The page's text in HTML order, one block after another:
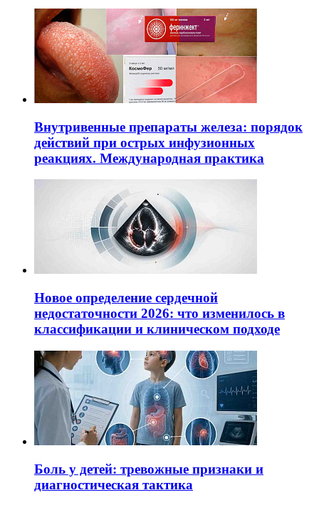
Внутривенные препараты железа: порядок
действий при острых инфузионных
реакциях. Международная практика
Новое определение сердечной
недостаточности 2026: что изменилось в
классификации и клиническом подходе
Боль у детей: тревожные признаки и
диагностическая тактика